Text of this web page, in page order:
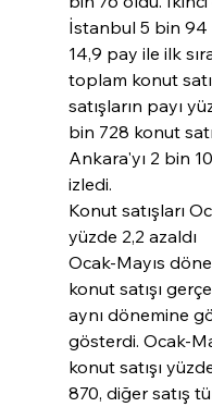
İstanbul 5 bin 94
14,9 pay ile ilk
toplam konut
satışların payı
bin 728 konut
Ankara'yı 2 bin
izledi.
Konut satışları
yüzde 2,2 azaldı
Ocak-Mayıs
konut satışı
aynı dönemine
gösterdi. Ocak-
konut satışı
870, diğer satış